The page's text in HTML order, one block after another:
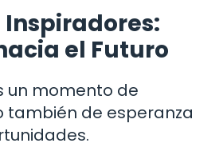
Inspiradores:
el Futuro
un momento de
también de esperanza